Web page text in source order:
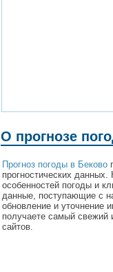
О прогнозе
Прогноз погоды в Беково
прогностических
особенностей погоды и
данные, поступающие с
обновление и уточнение
получаете самый свежий
сайтов.